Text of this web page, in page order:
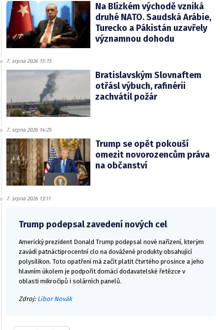
Na Blízkém východě vzniká
druhé NATO. Saudská Arábie,
Turecko a Pákistán uzavřely
významnou dohodu
7. srpna 2026 15:15
Bratislavským Slovnaftem
otřásl výbuch, rafinérii
zachvátil požár
7. srpna 2026 14:25
Trump se opět pokouší
omezit novorozencům práva
na občanství
7. srpna 2026 13:11
Trump podepsal zavedení nových cel
Americký prezident Donald Trump podepsal nové nařízení, kterým
zavádí patnáctiprocentní clo na dovážené produkty obsahující
polysilikon. Toto opatření má začít platit čtvrtého prosince a jeho
hlavním úkolem je podpořit domácí dodavatelské řetězce v
oblasti mikročipů i solárních panelů.
Zdroj: Libor Novák